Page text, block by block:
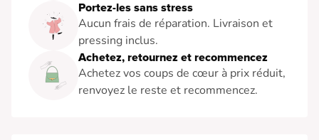
Portez-les sans stress
Aucun frais de réparation. Livraison et
pressing inclus.
Achetez, retournez et recommencez
Achetez vos coups de cœur à prix réduit,
renvoyez le reste et recommencez.